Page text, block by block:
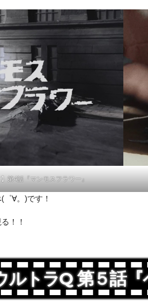
第4話『マンモスフラワー』
゜∀。)です！
！！
ルトラQ 第５話『